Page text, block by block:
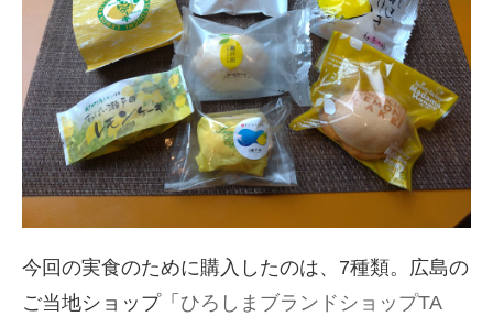
今回の実食のために購入したのは、7種類。広島の
ご当地ショップ「 ひろしまブランドショップTA